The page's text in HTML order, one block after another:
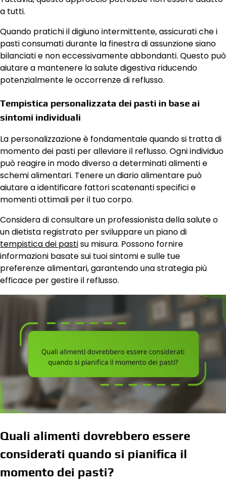
a tutti.
Quando pratichi il digiuno intermittente, assicurati che i
pasti consumati durante la finestra di assunzione siano
bilanciati e non eccessivamente abbondanti. Questo può
aiutare a mantenere la salute digestiva riducendo
potenzialmente le occorrenze di reflusso.
Tempistica personalizzata dei pasti in base ai
sintomi individuali
La personalizzazione è fondamentale quando si tratta di
momento dei pasti per alleviare il reflusso. Ogni individuo
può reagire in modo diverso a determinati alimenti e
schemi alimentari. Tenere un diario alimentare può
aiutare a identificare fattori scatenanti specifici e
momenti ottimali per il tuo corpo.
Considera di consultare un professionista della salute o
un dietista registrato per sviluppare un piano di
tempistica dei pastisu misura. Possono fornire
informazioni basate sui tuoi sintomi e sulle tue
preferenze alimentari, garantendo una strategia più
efficace per gestire il reflusso.
Quali alimenti dovrebbero essere
considerati quando si pianifica il
momento dei pasti?